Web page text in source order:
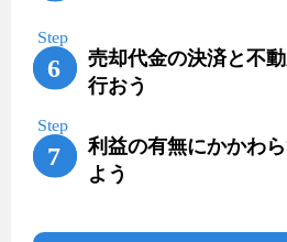
売却代金の決済と不
行おう
利益の有無にかかわ
よう